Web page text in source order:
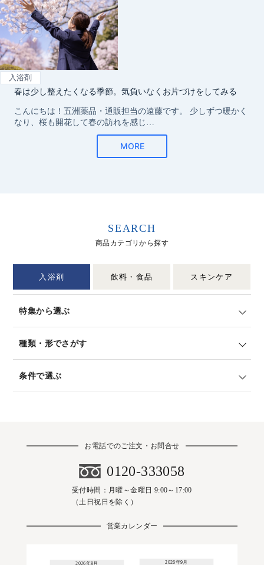
SEARCH
商品カテゴリから探す
入浴剤 飲料・食品 スキンケア
特集から選ぶ
種類・形でさがす
条件で選ぶ
お電話でのご注文・お問合せ
0120-333058
受付時間：月曜～金曜日 9:00～17:00
（土日祝日を除く）
営業カレンダー
2026年8月 2026年9月